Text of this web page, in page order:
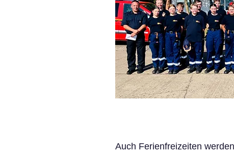
Auch Ferienfreizeiten